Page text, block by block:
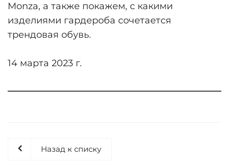
Monza, а также покажем, с какими
изделиями гардероба сочетается
трендовая обувь.
14 марта 2023 г.
Назад к списку